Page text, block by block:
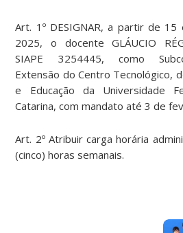
Art. 1º DESIGNAR, a partir de
2025, o docente GLÁUCIO
SIAPE 3254445, como
Extensão do Centro Tecnológico,
e Educação da Universidade
Catarina, com mandato até 3 de
Art. 2º Atribuir carga horária
(cinco) horas semanais.